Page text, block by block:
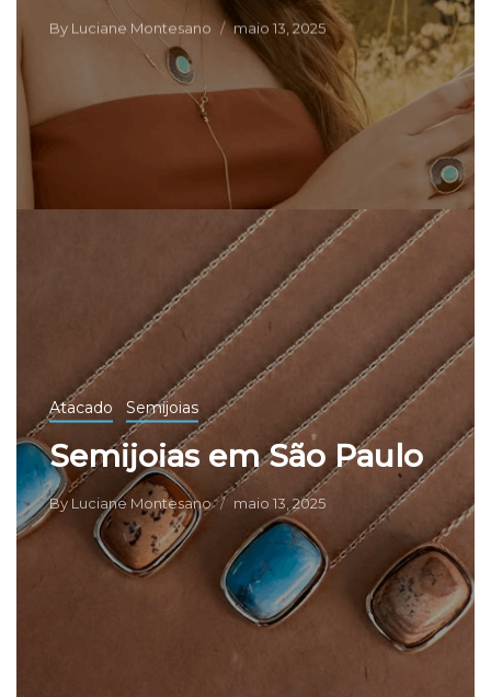
By Luciane Montesano maio 13, 2025
Atacado Semijoias
Semijoias em São Paulo
By Luciane Montesano maio 13, 2025